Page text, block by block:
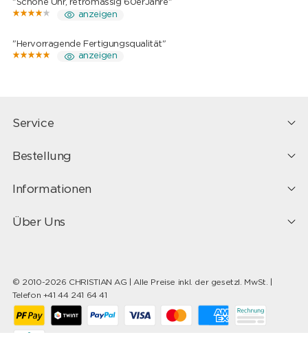
"Schöne Uhr, retromässig 60erJahre"
anzeigen
"Hervorragende Fertigungsqualität"
anzeigen
Service
Bestellung
Informationen
Über Uns
© 2010-2026 CHRISTIAN AG | Alle Preise inkl. der gesetzl. MwSt. |
Telefon +41 44 241 64 41